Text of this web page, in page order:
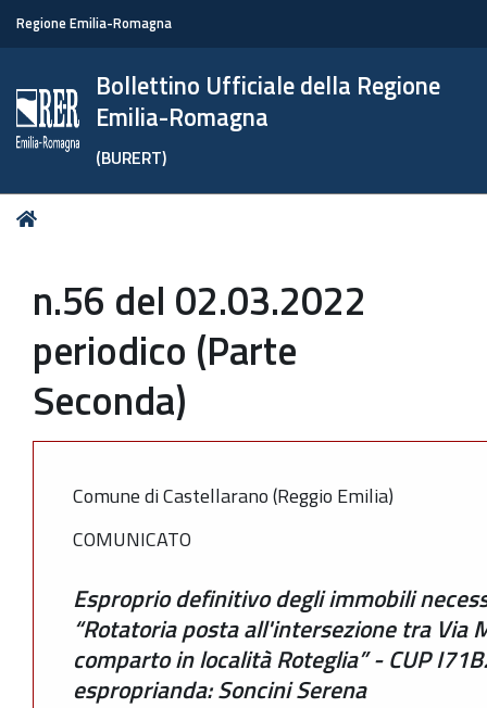
Regione Emilia-Romagna
Bollettino Ufficiale della Regione
Emilia-Romagna
(BURERT)
Tu
n.56 del 02.03.2022
periodico (Parte
Seconda)
Comune di Castellarano (Reggio Emilia)
COMUNICATO
Esproprio definitivo degli immobili
“Rotatoria posta all'intersezione tra Via
comparto in località Roteglia” - CUP
esproprianda: Soncini Serena